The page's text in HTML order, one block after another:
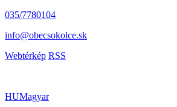
035/7780104
info@obecsokolce.sk
Webtérkép RSS
HUMagyar